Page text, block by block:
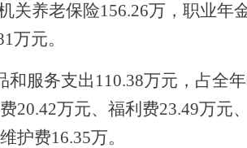
关养老保险156.26万，职业
万元。
和服务支出 110.38万元 ，占全
20.42万元、福利费23.49万元
护费16.35万。